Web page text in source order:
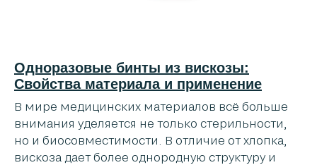
Одноразовые бинты из вискозы:
Свойства материала и применение
В мире медицинских материалов всё больше
внимания уделяется не только стерильности,
но и биосовместимости. В отличие от хлопка,
вискоза дает более однородную структуру и